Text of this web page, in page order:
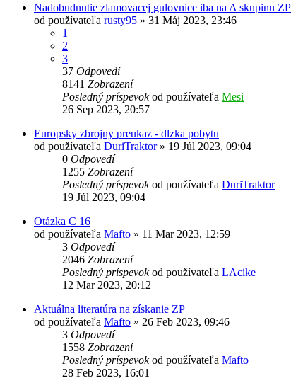
Nadobudnutie zlamovacej gulovnice iba na A skupinu ZP
od používateľa rusty95 » 31 Máj 2023, 23:46
1
2
3
37 Odpovedí
8141 Zobrazení
Posledný príspevokod používateľa Mesi
26 Sep 2023, 20:57
Europsky zbrojny preukaz - dlzka pobytu
od používateľa DuriTraktor» 19 Júl 2023, 09:04
0 Odpovedí
1255 Zobrazení
Posledný príspevokod používateľa DuriTraktor
19 Júl 2023, 09:04
Otázka C 16
od používateľa Mafto » 11 Mar 2023, 12:59
3 Odpovedí
2046 Zobrazení
Posledný príspevokod používateľa LAcike
12 Mar 2023, 20:12
Aktuálna literatúra na získanie ZP
od používateľa Mafto » 26 Feb 2023, 09:46
3 Odpovedí
1558 Zobrazení
Posledný príspevokod používateľa Mafto
28 Feb 2023, 16:01